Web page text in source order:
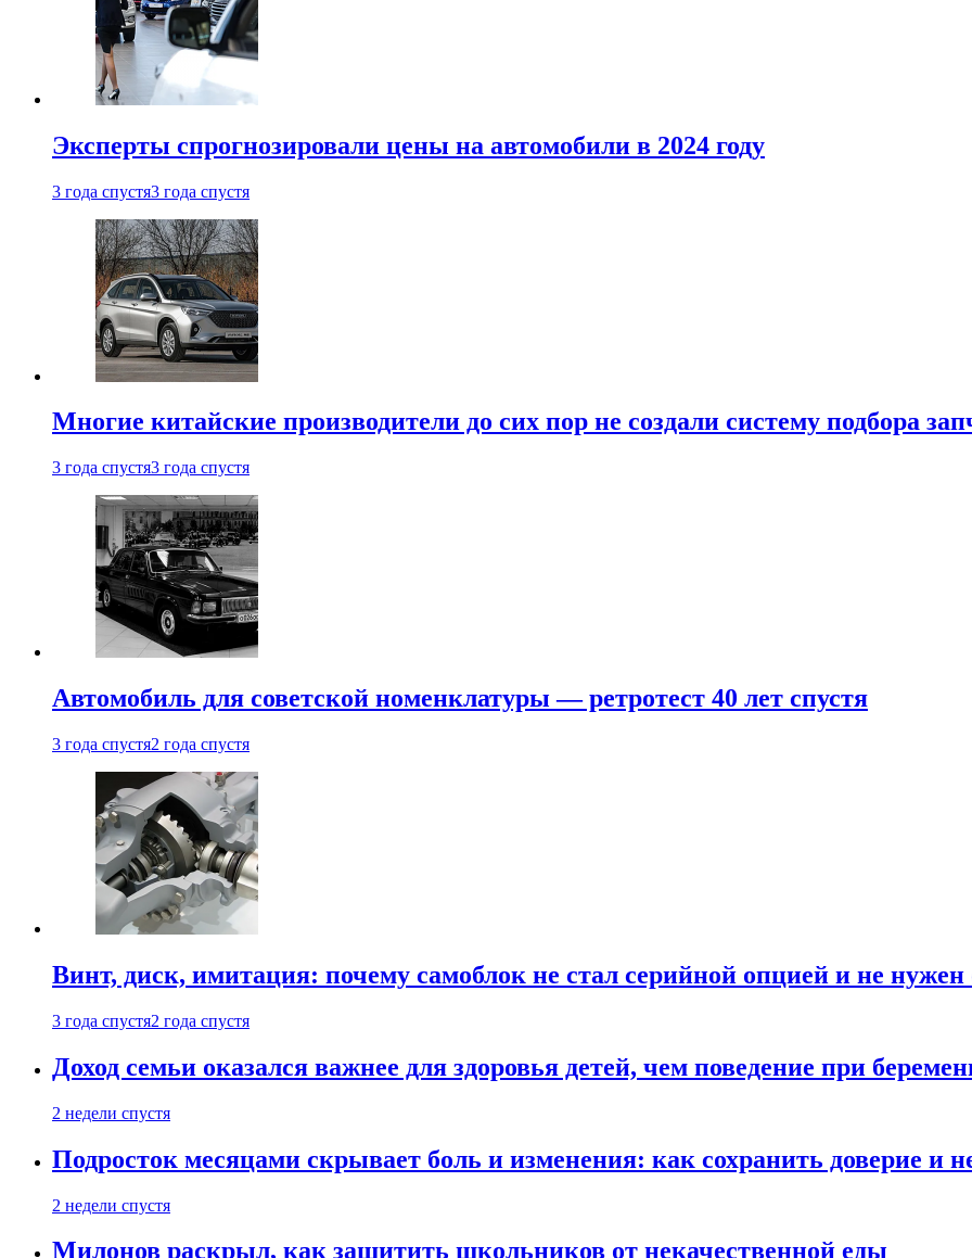
Эксперты спрогнозировали цены на автомобили в 2024 году
3 года спустя3 года спустя
Многие китайские производители до сих пор не создали систему подбора
3 года спустя3 года спустя
Автомобиль для советской номенклатуры — ретротест 40 лет спустя
3 года спустя2 года спустя
Винт, диск, имитация: почему самоблок не стал серийной опцией и не
3 года спустя2 года спустя
Доход семьи оказался важнее для здоровья детей, чем поведение при
2 недели спустя
Подросток месяцами скрывает боль и изменения: как сохранить доверие и
2 недели спустя
Милонов раскрыл, как защитить школьников от некачественной еды